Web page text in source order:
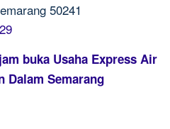
50241
buka Usaha Express Air
Dalam Semarang